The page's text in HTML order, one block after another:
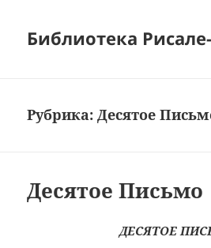
Библиотека
Рубрика:Десятое
Десятое Письмо
ДЕСЯТОЕ